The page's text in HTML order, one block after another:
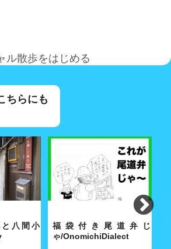
ル散歩をはじめる
ちらにも
八間小
福袋付き尾道弁じ
ゃ/OnomichiDialect